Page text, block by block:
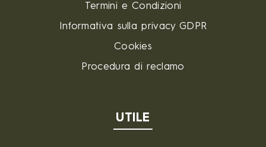
Termini e Condizioni
Informativa sulla privacy GDPR
Cookies
Procedura di reclamo
UTILE